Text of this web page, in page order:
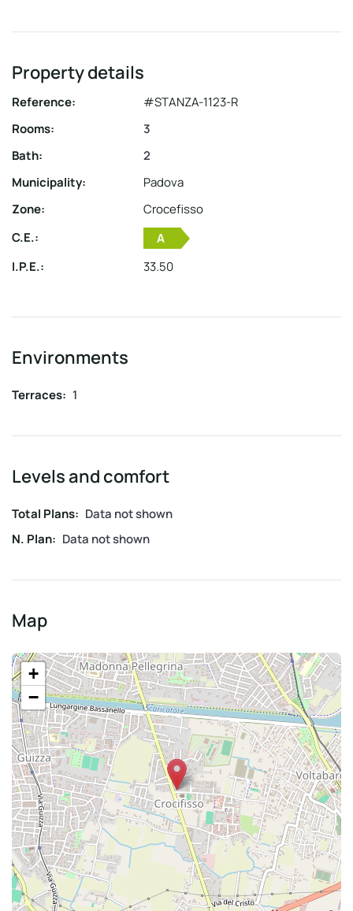
Property details
Reference:
#STANZA-1123-R
Rooms:
3
Bath:
2
Municipality:
Padova
Zone:
Crocefisso
C.E.:
A
I.P.E.:
33.50
Environments
Terraces: 1
Levels and comfort
Total Plans: Data not shown
N. Plan: Data not shown
Map
+
−